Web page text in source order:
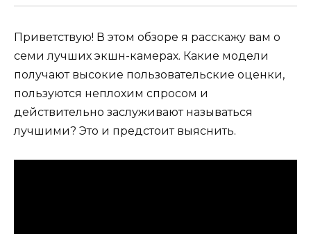
Приветствую! В этом обзоре я расскажу вам о
семи лучших экшн-камерах. Какие модели
получают высокие пользовательские оценки,
пользуются неплохим спросом и
действительно заслуживают называться
лучшими? Это и предстоит выяснить.